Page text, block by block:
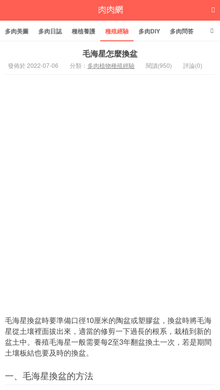
多肉美圖 多肉日誌 種植養護 種殖經驗 多肉DIY 多肉問答
毛海星怎麼換盆
發佈於 2022-07-06 分類： 多肉植物種殖經驗 閱讀(950) 評論(0)
毛海星換盆時要準備口徑10厘米的陶盆或塑膠盆，換盆時將毛海
星從土壤裡面拔出來，適當的修剪一下過長的根系，栽植到新的
盆土中。養殖毛海星一般需要每2至3年翻盆換土一次，若是期間
土壤板結也要及時的換盆。
一、毛海星換盆的方法